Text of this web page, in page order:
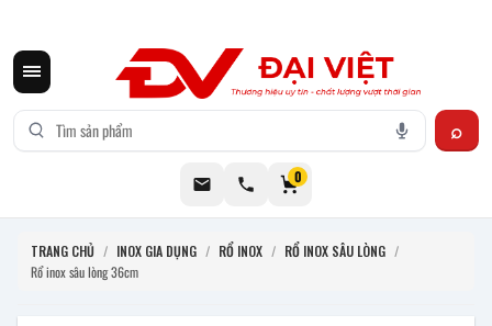
0
TRANG CHỦ / INOX GIA DỤNG / RỔ INOX / RỔ INOX SÂU LÒNG /
Rổ inox sâu lòng 36cm